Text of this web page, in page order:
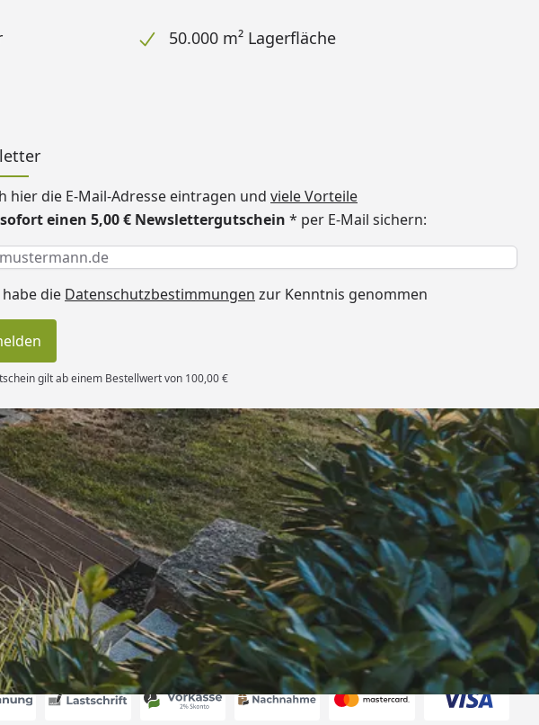
50.000 m² Lagerfläche
hier die E-Mail-Adresse eintragen und viele Vorteile
sofort einen 5,00 € Newslettergutschein * per E-Mail sichern:
erforderlich
erforderlich
die Datenschutzbestimmungen zur Kenntnis genommen
gilt ab einem Bestellwert von 100,00 €
Zahlungsarten